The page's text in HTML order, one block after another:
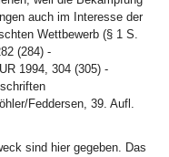
auch im Interesse der
Wettbewerb (§ 1 S.
(284) -
1994, 304 (305) -
Feddersen, 39. Aufl.
sind hier gegeben. Das